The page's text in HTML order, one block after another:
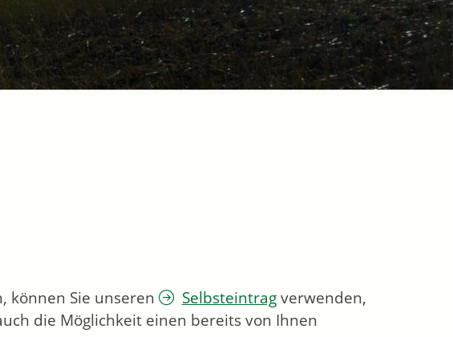
können Sie unseren Selbsteintragverwenden,
die Möglichkeit einen bereits von Ihnen